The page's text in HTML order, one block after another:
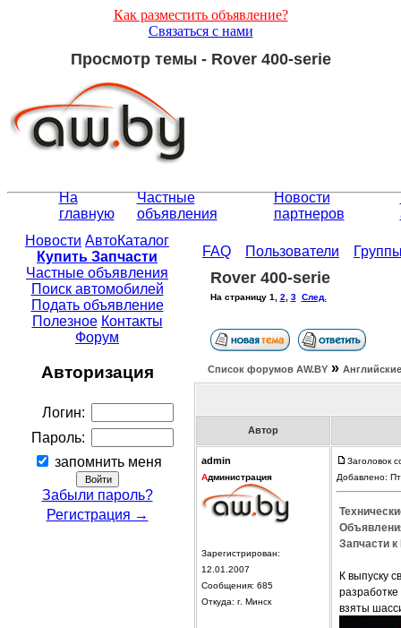
Как разместить объявление?
Связаться с нами
Просмотр темы - Rover 400-serie
На
главную
Частные
объявления
Новости
партнеров
Новости АвтоКаталог
Купить Запчасти
Частные объявления
Поиск автомобилей
Подать объявление
Полезное Контакты
Форум
Авторизация
Логин:
Пароль:
запомнить меня
Забыли пароль?
Регистрация →
FAQ Пользователи
Rover 400-serie
На страницу 1 2 3 След.
Список форумов АW.BY »
Автор
admin
Администрация
Зарегистрирован:
12.01.2007
Сообщения: 685
Откуда: г. Минск
Заголовок
Добавлено:
Запчасти
К выпуску
взяты